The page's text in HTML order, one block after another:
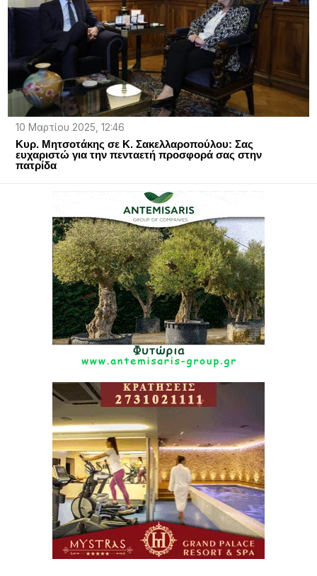
10 Μαρτίου 2025, 12:46
Κυρ. Μητσοτάκης σε Κ. Σακελλαροπούλου: Σας
ευχαριστώ για την πενταετή προσφορά σας στην
πατρίδα